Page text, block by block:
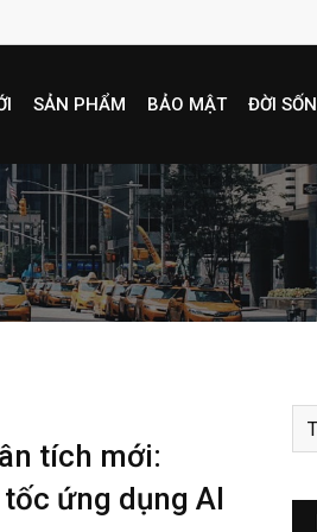
SẢN PHẨM BẢO MẬT ĐỜI
tích mới:
ứng dụng AI